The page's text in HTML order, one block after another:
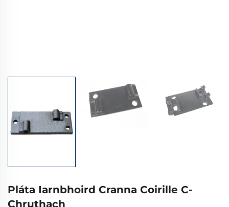
Pláta Iarnbhoird Cranna Coirille C-
Chruthach